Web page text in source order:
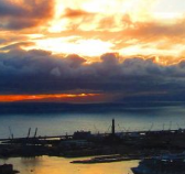
Cerca